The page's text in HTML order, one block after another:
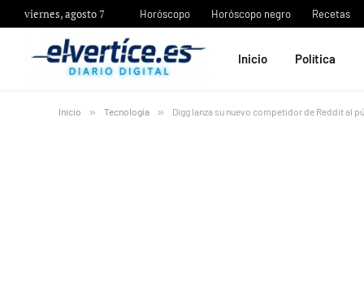
viernes, agosto 7 Horóscopo Horóscopo negro Recetas
Inicio Política
Inicio » Tecnología » Digg lanza su nuevo competidor de Reddit al